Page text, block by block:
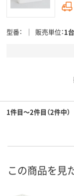
型番 販売単位 1台
1件目～2件目（2件中）
この商品を見